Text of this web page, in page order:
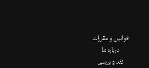
قوانین و مقررات
درباره ما
نقد و بررسی